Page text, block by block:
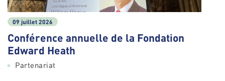
09 juillet 2026
Conférence annuelle de la Fondation
Edward Heath
Partenariat